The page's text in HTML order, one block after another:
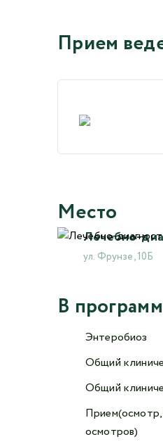
Прием
Место
Лечебно-
ул. Фрунзе, 10Б
В
Энтеробиоз
Общий
Общий
Прием(осмотр,
осмотров)